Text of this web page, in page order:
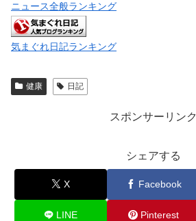
ニュース全般ランキング
気まぐれ日記ランキング
健康 日記
スポンサーリンク
シェアする
X Facebook
LINE Pinterest